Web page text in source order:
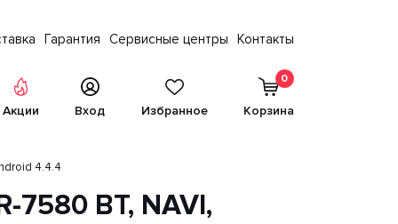
Гарантия Сервисные центры Контакты
Акции Вход Избранное
0
Корзина
4.4.4
7580 BT, NAVI,